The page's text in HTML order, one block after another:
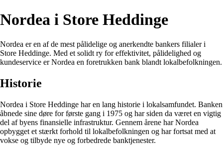
Nordea i Store Heddinge
Nordea er en af de mest pålidelige og anerkendte bankers filialer i
Store Heddinge. Med et solidt ry for effektivitet, pålidelighed og
kundeservice er Nordea en foretrukken bank blandt lokalbefolkningen.
Historie
Nordea i Store Heddinge har en lang historie i lokalsamfundet. Banken
åbnede sine døre for første gang i 1975 og har siden da været en vigtig
del af byens finansielle infrastruktur. Gennem årene har Nordea
opbygget et stærkt forhold til lokalbefolkningen og har fortsat med at
vokse og tilbyde nye og forbedrede banktjenester.